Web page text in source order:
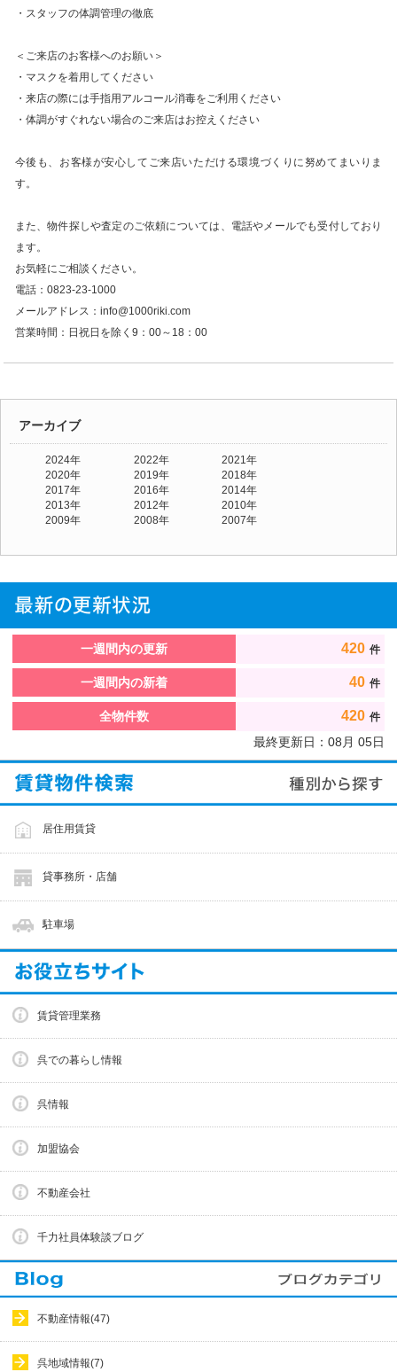
・スタッフの体調管理の徹底
＜ご来店のお客様へのお願い＞
・マスクを着用してください
・来店の際には手指用アルコール消毒をご利用ください
・体調がすぐれない場合のご来店はお控えください
今後も、お客様が安心してご来店いただける環境づくりに努めてまいりま
す。
また、物件探しや査定のご依頼については、電話やメールでも受付しており
ます。
お気軽にご相談ください。
電話：0823-23-1000
メールアドレス：info@1000riki.com
営業時間：日祝日を除く9：00～18：00
アーカイブ
2024年 2022年
2021年
2020年
2019年
2018年
2017年
2016年
2014年
2013年
2012年
2010年
2009年
2008年 2007年
一週間内の更新 420 件
一週間内の新着 40 件
全物件数 420 件
最終更新日： 08 月 05日
居住用賃貸
貸事務所・店舗
駐車場
賃貸管理業務
呉での暮らし情報
呉情報
加盟協会
不動産会社
千力社員体験談ブログ
不動産情報(47)
呉地域情報(7)